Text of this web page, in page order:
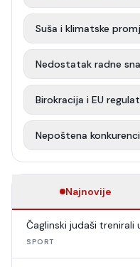
Suša i klimatske
Nedostatak radne
Birokracija i EU
Nepoštena
Najnovije
Čaglinski judaši trenirali
SPORT